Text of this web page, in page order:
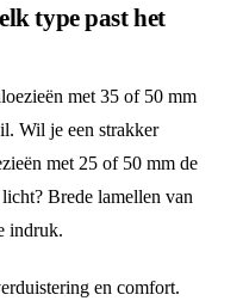
type past het
met 35 of 50 mm
Wil je een strakker
met 25 of 50 mm de
Brede lamellen van
indruk.
en comfort.